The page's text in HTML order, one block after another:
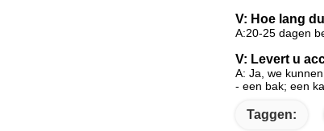
V: Hoe lang
A:20-25 dagen
V: Levert u
A: Ja, we
- een bak; een
Taggen: